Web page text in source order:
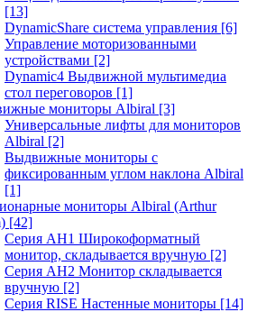
[13]
DynamicShare система управления [6]
Управление моторизованными
устройствами [2]
Dynamic4 Выдвижной мультимедиа
стол переговоров [1]
мониторы Albiral [3]
Универсальные лифты для мониторов
Albiral [2]
Выдвижные мониторы с
фиксированным углом наклона Albiral
[1]
мониторы Albiral (Arthur
[42]
Серия AH1 Широкоформатный
монитор, складывается вручную [2]
Серия AH2 Монитор складывается
вручную [2]
Серия RISE Настенные мониторы [14]